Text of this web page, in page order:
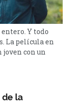
Y todo
La película en
con un
cuando,
y
de la